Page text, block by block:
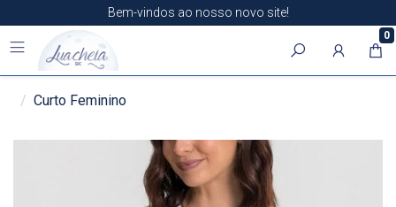
Bem-vindos ao nosso novo site!
0
Curto Feminino